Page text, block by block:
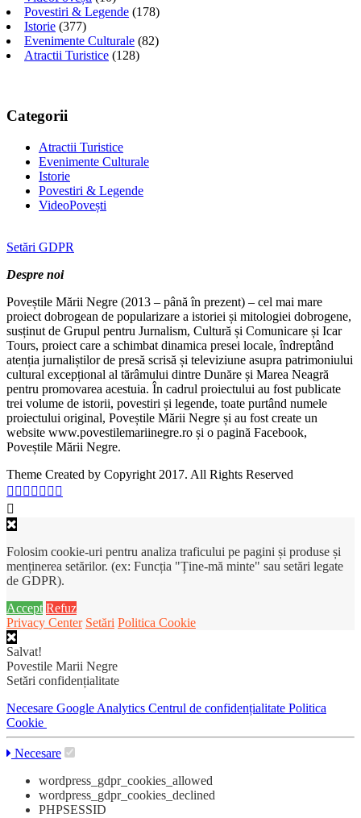
Povestiri & Legende (178)
Istorie (377)
Evenimente Culturale (82)
Atractii Turistice (128)
Categorii
Atractii Turistice
Evenimente Culturale
Istorie
Povestiri & Legende
VideoPovești
Setări GDPR
Despre noi
Poveștile Mării Negre (2013 – până în prezent) – cel mai mare
proiect dobrogean de popularizare a istoriei și mitologiei dobrogene,
susținut de Grupul pentru Jurnalism, Cultură și Comunicare și Icar
Tours, proiect care a schimbat dinamica presei locale, îndreptând
atenția jurnaliștilor de presă scrisă și televiziune asupra patrimoniului
cultural excepțional al tărâmului dintre Dunăre și Marea Neagră
pentru promovarea acestuia. În cadrul proiectului au fost publicate
trei volume de istorii, povestiri și legende, toate purtând numele
proiectului original, Poveștile Mării Negre și au fost create un
website www.povestilemariinegre.ro și o pagină Facebook,
Poveștile Mării Negre.
Theme Created by Copyright 2017. All Rights Reserved
Folosim cookie-uri pentru analiza traficului pe pagini și produse și
menținerea setărilor. (ex: Funcția "Ține-mă minte" sau setări legate
de GDPR).
Accept Refuz
Privacy Center Setări Politica Cookie
Salvat!
Povestile Marii Negre
Setări confidențialitate
Necesare Google Analytics Centrul de confidențialitate Politica
Cookie
Necesare
wordpress_gdpr_cookies_allowed
wordpress_gdpr_cookies_declined
PHPSESSID